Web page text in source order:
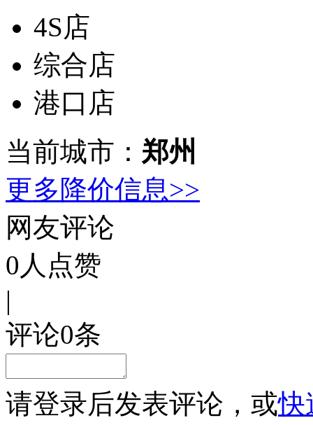
4S店
综合店
港口店
当前城市： 郑州
更多降价信息>>
网友评论
0 人点赞
|
评论0条
请登录后发表评论，或快